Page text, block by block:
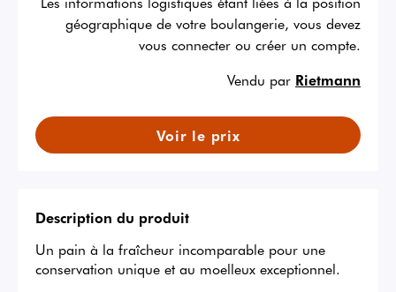
géographique de votre boulangerie, vous devez
vous connecter ou créer un compte.
Vendu par Rietmann
Voir le prix
Description du produit
Un pain à la fraîcheur incomparable pour une
conservation unique et au moelleux exceptionnel.